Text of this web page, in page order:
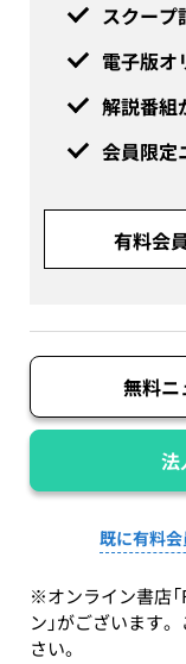
スクープ
電子版オ
解説番組
会員限定
有料会
無料ニ
法
既に有料
※オンライン書店「
ン」がございます
さい。